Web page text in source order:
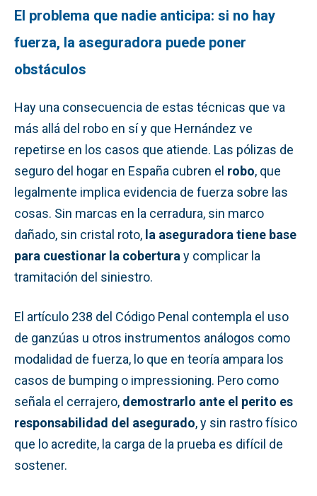
El problema que nadie anticipa: si no hay
fuerza, la aseguradora puede poner
obstáculos
Hay una consecuencia de estas técnicas que va
más allá del robo en sí y que Hernández ve
repetirse en los casos que atiende. Las pólizas de
seguro del hogar en España cubren el robo, que
legalmente implica evidencia de fuerza sobre las
cosas. Sin marcas en la cerradura, sin marco
dañado, sin cristal roto, la aseguradora tiene base
para cuestionar la cobertura y complicar la
tramitación del siniestro.
El artículo 238 del Código Penal contempla el uso
de ganzúas u otros instrumentos análogos como
modalidad de fuerza, lo que en teoría ampara los
casos de bumping o impressioning. Pero como
señala el cerrajero, demostrarlo ante el perito es
responsabilidad del asegurado, y sin rastro físico
que lo acredite, la carga de la prueba es difícil de
sostener.